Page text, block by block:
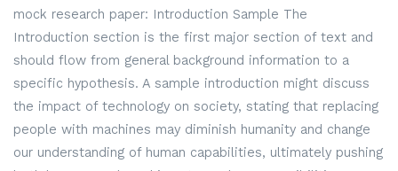
mock research paper: Introduction Sample The
Introduction section is the first major section of text and
should flow from general background information to a
specific hypothesis. A sample introduction might discuss
the impact of technology on society, stating that replacing
people with machines may diminish humanity and change
our understanding of human capabilities, ultimately pushing